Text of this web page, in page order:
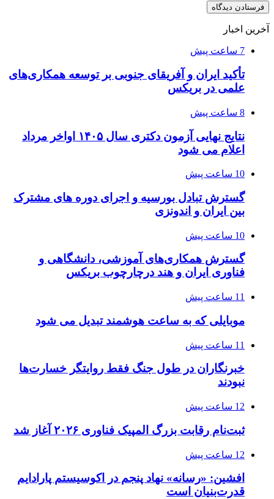
آخرین اخبار
7 ساعت پیش
تأکید ایران و آفریقای جنوبی بر توسعه همکاری‌های
علمی در بریکس
8 ساعت پیش
نتایج نهایی آزمون دکتری سال ۱۴۰۵ اواخر مرداد
اعلام می شود
10 ساعت پیش
گسترش تبادل بورسیه و اجرای دوره های مشترک
بین ایران و اندونزی
10 ساعت پیش
گسترش همکاری‌های آموزشی، دانشگاهی و
فناوری ایران و هند درچارچوب بریکس
11 ساعت پیش
موبایلی که به ساعت هوشمند تبدیل می شود
11 ساعت پیش
خبرنگاران در طول جنگ فقط روایتگر خسارت‌ها
نبودند
12 ساعت پیش
ثبت‌نام رقابت بزرگ المپیک فناوری ۲۰۲۶ آغاز شد
12 ساعت پیش
افشین: «رسانه» نهاد پنجم در اکوسیستم پارادایم
قدرت‌بنیان است